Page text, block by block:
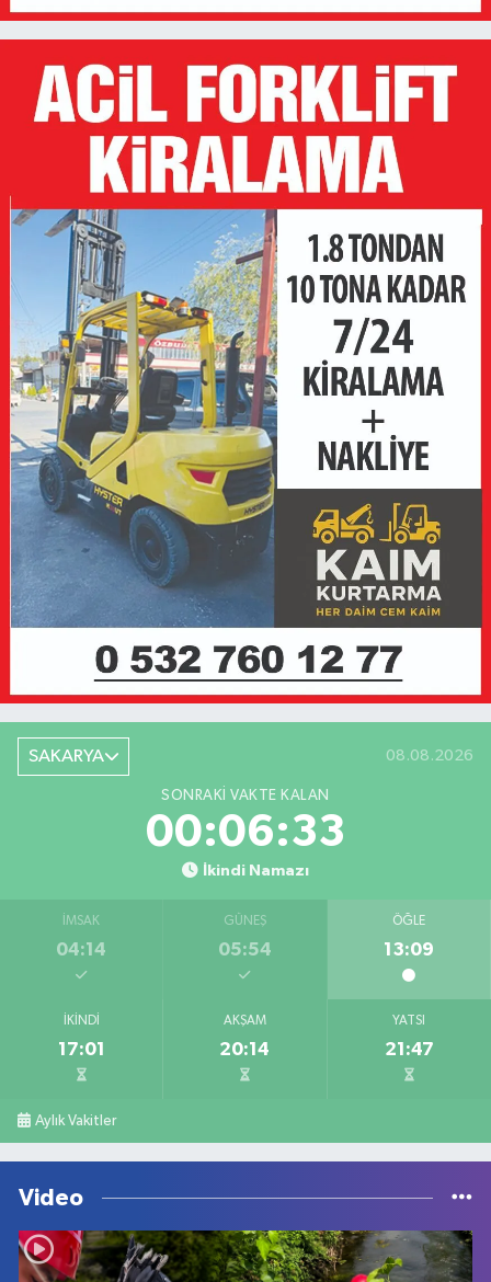
SAKARYA 08.08.2026
SONRAKI VAKTE KALAN
00:06:33
İkindi Namazı
İMSAK
04:14
GÜNEŞ
05:54
ÖĞLE
13:09
İKINDI
17:01
AKŞAM
20:14
YATSI
21:47
Aylık Vakitler
Video